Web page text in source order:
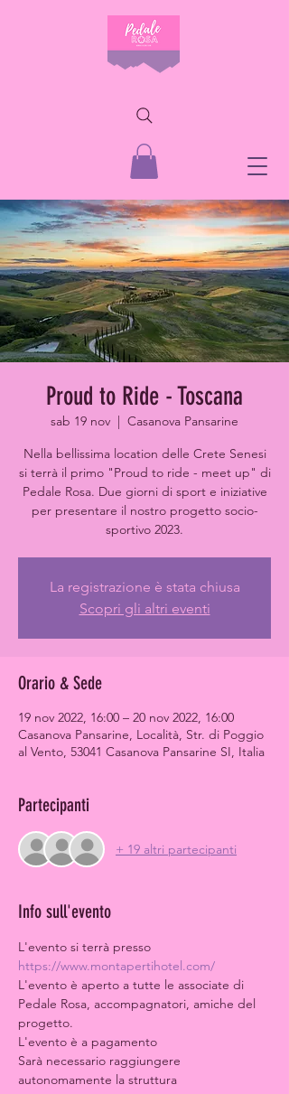
Proud to Ride - Toscana
sab 19 nov
Casanova Pansarine
Nella bellissima location delle Crete Senesi
si terrà il primo "Proud to ride - meet up" di
Pedale Rosa. Due giorni di sport e iniziative
per presentare il nostro progetto socio-
sportivo 2023.
La registrazione è stata chiusa
Scopri gli altri eventi
Orario & Sede
19 nov 2022, 16:00 – 20 nov 2022, 16:00
Casanova Pansarine, Località, Str. di Poggio
al Vento, 53041 Casanova Pansarine SI, Italia
Partecipanti
+ 19 altri partecipanti
Info sull'evento
L'evento si terrà presso
https://www.montapertihotel.com/
L'evento è aperto a tutte le associate di
Pedale Rosa, accompagnatori, amiche del
progetto.
L'evento è a pagamento
Sarà necessario raggiungere
autonomamente la struttura